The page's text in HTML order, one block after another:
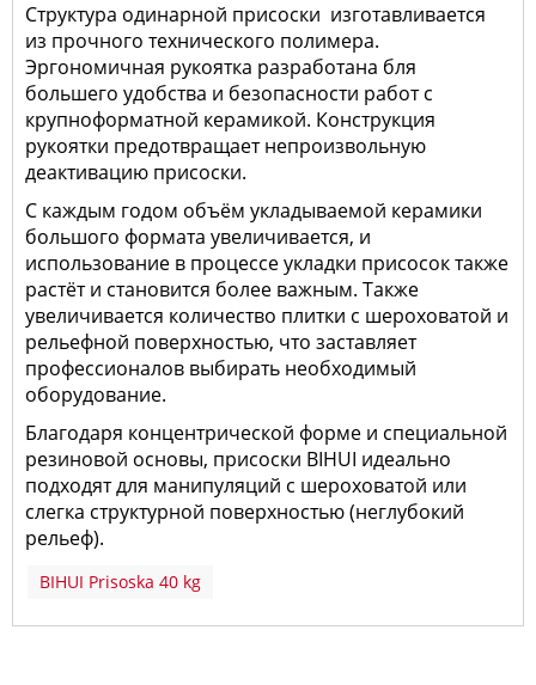
Структура одинарной присоски изготавливается
из прочного технического полимера.
Эргономичная рукоятка разработана бля
большего удобства и безопасности работ с
крупноформатной керамикой. Конструкция
рукоятки предотвращает непроизвольную
деактивацию присоски.
С каждым годом объём укладываемой керамики
большого формата увеличивается, и
использование в процессе укладки присосок также
растёт и становится более важным. Также
увеличивается количество плитки с шероховатой и
рельефной поверхностью, что заставляет
профессионалов выбирать необходимый
оборудование.
Благодаря концентрической форме и специальной
резиновой основы, присоски BIHUI идеально
подходят для манипуляций с шероховатой или
слегка структурной поверхностью (неглубокий
рельеф).
BIHUI Prisoska 40 kg